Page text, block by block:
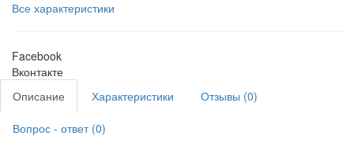
Все характеристики
Facebook
Вконтакте
Описание
Характеристики Отзывы (0)
Вопрос - ответ (0)